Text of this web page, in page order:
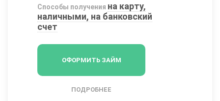
Способы получения на карту,
наличными, на банковский
счет
ОФОРМИТЬ ЗАЙМ
ПОДРОБНЕЕ